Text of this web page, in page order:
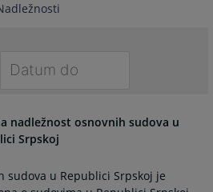
forward
to
interact
the
nadležnost osnovnih sudova u
Srpskoj
sudova u Republici Srpskoj je